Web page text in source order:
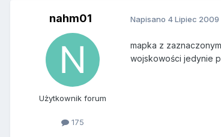
nahm01
Użytkownik forum
175
Napisano 4 Lipiec 2009
mapka z
wojskowości jedynie